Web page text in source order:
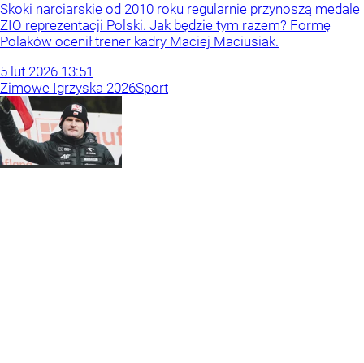
Skoki narciarskie od 2010 roku regularnie przynoszą medale
ZIO reprezentacji Polski. Jak będzie tym razem? Formę
Polaków ocenił trener kadry Maciej Maciusiak.
5 lut 2026 13:51
Zimowe Igrzyska 2026Sport